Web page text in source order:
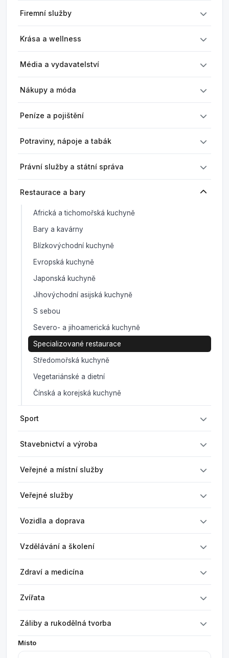
Firemní služby
Krása a wellness
Média a vydavatelství
Nákupy a móda
Peníze a pojištění
Potraviny, nápoje a tabák
Právní služby a státní správa
Restaurace a bary
Africká a tichomořská kuchyně
Bary a kavárny
Blízkovýchodní kuchyně
Evropská kuchyně
Japonská kuchyně
Jihovýchodní asijská kuchyně
S sebou
Severo- a jihoamerická kuchyně
Specializované restaurace
Středomořská kuchyně
Vegetariánské a dietní
Čínská a korejská kuchyně
Sport
Stavebnictví a výroba
Veřejné a místní služby
Veřejné služby
Vozidla a doprava
Vzdělávání a školení
Zdraví a medicína
Zvířata
Záliby a rukodělná tvorba
Místo